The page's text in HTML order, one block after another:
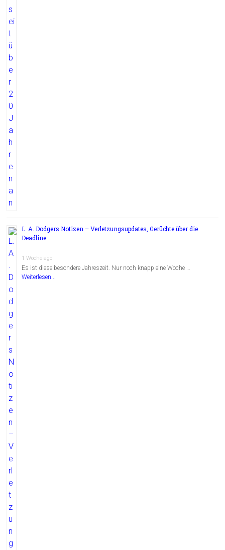
L. A. Dodgers Notizen – Verletzungsupdates, Gerüchte über die
Deadline
1 Woche ago
Es ist diese besondere Jahreszeit. Nur noch knapp eine Woche …
Weiterlesen...